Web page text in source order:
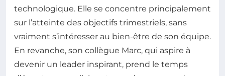
technologique. Elle se concentre principalement
sur l’atteinte des objectifs trimestriels, sans
vraiment s’intéresser au bien-être de son équipe.
En revanche, son collègue Marc, qui aspire à
devenir un leader inspirant, prend le temps